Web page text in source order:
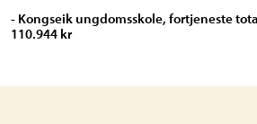
- Kongseik ungdomsskole, fortjeneste
110.944 kr